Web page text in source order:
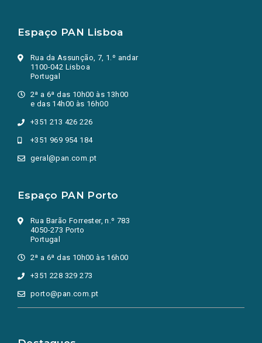
Espaço PAN Lisboa
Rua da Assunção, 7, 1.º andar
1100-042 Lisboa
Portugal
2ª a 6ª das 10h00 às 13h00
e das 14h00 às 16h00
+351 213 426 226
+351 969 954 184
geral@pan.com.pt
Espaço PAN Porto
Rua Barão Forrester, n.º 783
4050-273 Porto
Portugal
2ª a 6ª das 10h00 às 16h00
+351 228 329 273
porto@pan.com.pt